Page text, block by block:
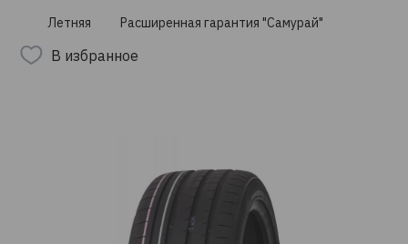
Летняя Расширенная гарантия "Самурай"
В избранное